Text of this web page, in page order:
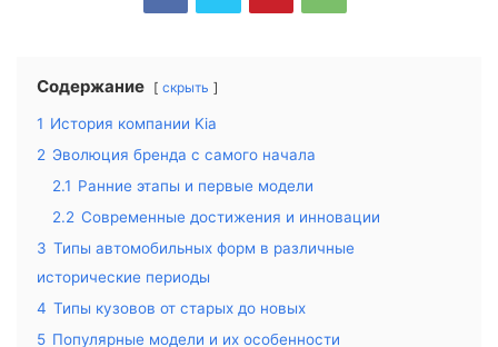
Содержание скрыть
1 История компании Kia
2 Эволюция бренда с самого начала
2.1 Ранние этапы и первые модели
2.2 Современные достижения и инновации
3 Типы автомобильных форм в различные
исторические периоды
4 Типы кузовов от старых до новых
5 Популярные модели и их особенности